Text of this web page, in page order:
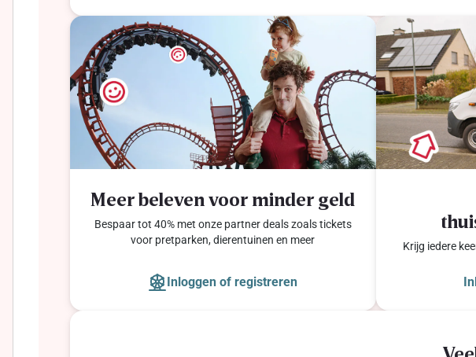
Meer beleven voor minder geld
Bespaar tot 40% met onze partner deals zoals tickets
voor pretparken, dierentuinen en meer
Inloggen of registreren
Krijg iedere